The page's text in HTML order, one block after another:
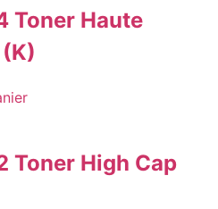
Toner Haute
Toner High Cap